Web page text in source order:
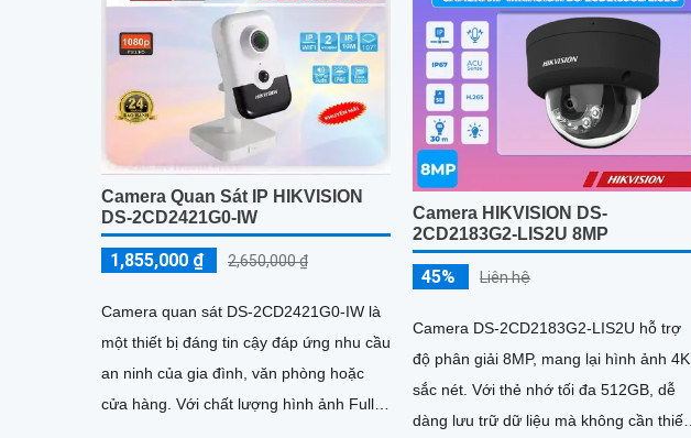
Camera Quan Sát IP HIKVISION
DS-2CD2421G0-IW
1,855,000 ₫ 2,650,000 ₫
Camera quan sát DS-2CD2421G0-IW là
một thiết bị đáng tin cậy đáp ứng nhu cầu
an ninh của gia đình, văn phòng hoặc
cửa hàng. Với chất lượng hình ảnh Full
Camera HIKVISION DS-
2CD2183G2-LIS2U 8MP
45% Liên hệ
Camera DS-2CD2183G2-LIS2U hỗ trợ
độ phân giải 8MP, mang lại hình ảnh 4K
sắc nét. Với thẻ nhớ tối đa 512GB, dễ
dàng lưu trữ dữ liệu mà không cần thiết